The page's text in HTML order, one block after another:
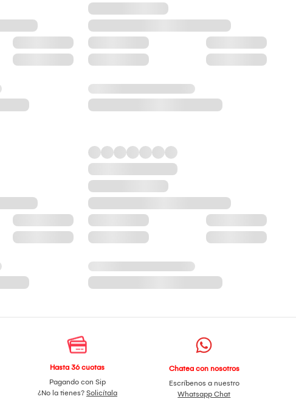
Hasta 36 cuotas
Pagando con Sip
¿No la tienes? Solicítala
Chatea con nosotros
Escríbenos a nuestro
Whatsapp Chat